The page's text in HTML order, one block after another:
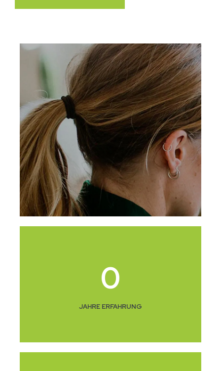
JAHRE ERFAHRUNG
0